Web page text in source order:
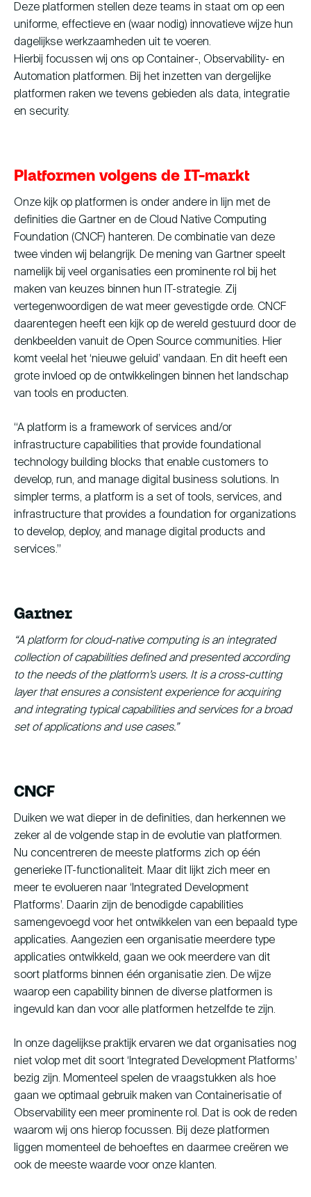
Deze platformen stellen deze teams in staat om op een
uniforme, effectieve en (waar nodig) innovatieve wijze hun
dagelijkse werkzaamheden uit te voeren.
Hierbij focussen wij ons op Container-, Observability- en
Automation platformen. Bij het inzetten van dergelijke
platformen raken we tevens gebieden als data, integratie
en security.
Platformen volgens de IT-markt
Onze kijk op platformen is onder andere in lijn met de
definities die Gartner en de Cloud Native Computing
Foundation (CNCF) hanteren. De combinatie van deze
twee vinden wij belangrijk. De mening van Gartner speelt
namelijk bij veel organisaties een prominente rol bij het
maken van keuzes binnen hun IT-strategie. Zij
vertegenwoordigen de wat meer gevestigde orde. CNCF
daarentegen heeft een kijk op de wereld gestuurd door de
denkbeelden vanuit de Open Source communities. Hier
komt veelal het ‘nieuwe geluid’ vandaan. En dit heeft een
grote invloed op de ontwikkelingen binnen het landschap
van tools en producten.
“A platform is a framework of services and/or
infrastructure capabilities that provide foundational
technology building blocks that enable customers to
develop, run, and manage digital business solutions. In
simpler terms, a platform is a set of tools, services, and
infrastructure that provides a foundation for organizations
to develop, deploy, and manage digital products and
services.”
Gartner
“A platform for cloud-native computing is an integrated
collection of capabilities defined and presented according
to the needs of the platform’s users. It is a cross-cutting
layer that ensures a consistent experience for acquiring
and integrating typical capabilities and services for a broad
set of applications and use cases.”
CNCF
Duiken we wat dieper in de definities, dan herkennen we
zeker al de volgende stap in de evolutie van platformen.
Nu concentreren de meeste platforms zich op één
generieke IT-functionaliteit. Maar dit lijkt zich meer en
meer te evolueren naar ‘Integrated Development
Platforms’. Daarin zijn de benodigde capabilities
samengevoegd voor het ontwikkelen van een bepaald type
applicaties. Aangezien een organisatie meerdere type
applicaties ontwikkeld, gaan we ook meerdere van dit
soort platforms binnen één organisatie zien. De wijze
waarop een capability binnen de diverse platformen is
ingevuld kan dan voor alle platformen hetzelfde te zijn.
In onze dagelijkse praktijk ervaren we dat organisaties nog
niet volop met dit soort ‘Integrated Development Platforms’
bezig zijn. Momenteel spelen de vraagstukken als hoe
gaan we optimaal gebruik maken van Containerisatie of
Observability een meer prominente rol. Dat is ook de reden
waarom wij ons hierop focussen. Bij deze platformen
liggen momenteel de behoeftes en daarmee creëren we
ook de meeste waarde voor onze klanten.